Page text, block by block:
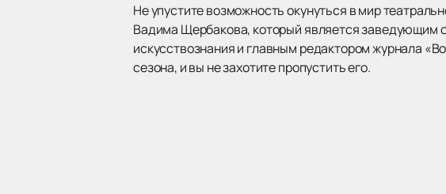
Не упустите возможность окунуться в мир
Вадима Щербакова, который является заведующим
искусствознания и главным редактором журнала
сезона, и вы не захотите пропустить его.